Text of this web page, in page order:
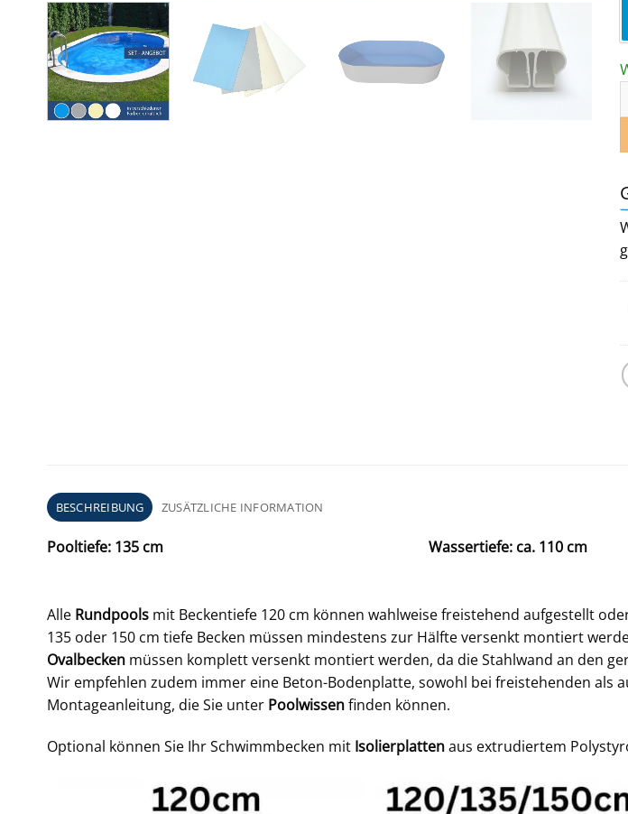
BESCHREIBUNG ZUSÄTZLICHE INFORMATION
Pooltiefe: 135 cm Wassertiefe: ca. 110 cm
Alle Rundpools mit Beckentiefe 120 cm können wahlweise freistehend aufgestellt
135 oder 150 cm tiefe Becken müssen mindestens zur Hälfte versenkt montiert
Ovalbecken müssen komplett versenkt montiert werden, da die Stahlwand an den
Wir empfehlen zudem immer eine Beton-Bodenplatte, sowohl bei freistehenden als
Montageanleitung, die Sie unter Poolwissenfinden können.
Optional können Sie Ihr Schwimmbecken mit Isolierplattenaus extrudiertem